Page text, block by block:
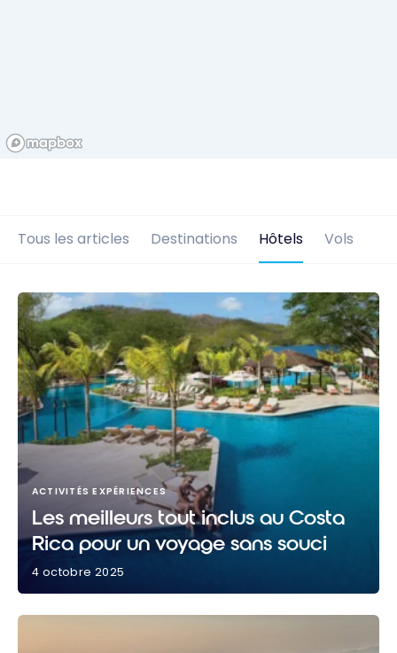
Tous les articles Destinations Hôtels Vols
ACTIVITÉS EXPÉRIENCES
Les meilleurs tout inclus au Costa
Rica pour un voyage sans souci
4 octobre 2025